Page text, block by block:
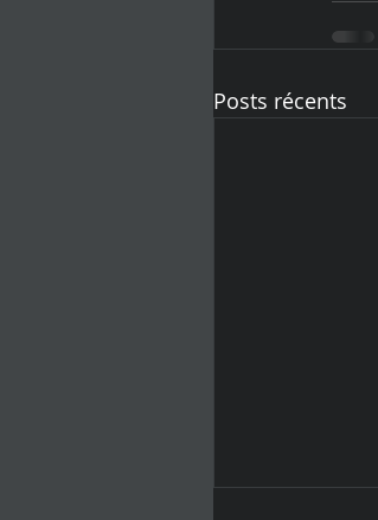
Posts récents